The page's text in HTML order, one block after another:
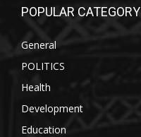
POPULAR CATEGORY
General
POLITICS
Health
Development
Education